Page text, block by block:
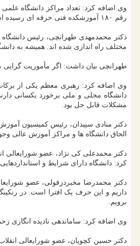
رقم ۱۸۰ آموزشکده فنی حرفه ای رسیده است.
مختلف راه اندازی شده اند. همیشه به دانشگاه
طهرانچی بیان داشت: اگر مأموریت
وی اضافه کرد: رهبری معظم یکی از
دانشگاه محلی و ملی برخورد یکسانی
مشکلات قابل حل بود.
دکتر منادی سپیدان، رئیس کمیسیون
الحاق دانشگاه ها و مراکز آموزش عالی
دکتر محمدعلی کی نژاد، عضو شورایعالی
کرد: دانشگاه دارای شرایط و استانداردهایی است
داریم و این حرف یک افترا است. در
برویم.
وی اضافه کرد: ساماندهی نادیده انگاری
دکتر حسین کچویان، عضو شورایعالی